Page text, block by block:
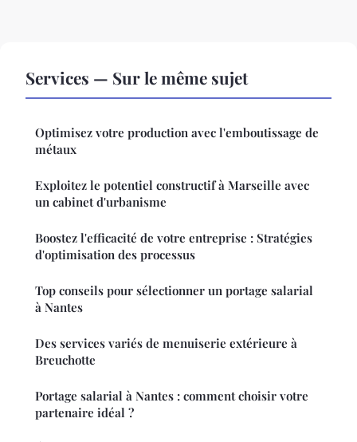
Services — Sur le même sujet
Optimisez votre production avec l'emboutissage de
métaux
Exploitez le potentiel constructif à Marseille avec
un cabinet d'urbanisme
Boostez l'efficacité de votre entreprise : Stratégies
d'optimisation des processus
Top conseils pour sélectionner un portage salarial
à Nantes
Des services variés de menuiserie extérieure à
Breuchotte
Portage salarial à Nantes : comment choisir votre
partenaire idéal ?